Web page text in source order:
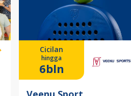
Cicilan
hingga
6bln